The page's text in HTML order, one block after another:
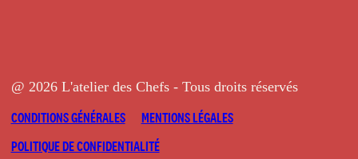
@ 2026 L'atelier des Chefs - Tous droits réservés
CONDITIONS GÉNÉRALES
MENTIONS LÉGALES
POLITIQUE DE CONFIDENTIALITÉ